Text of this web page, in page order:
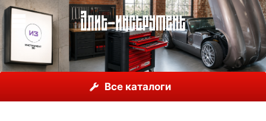
Все каталоги
Facom, Франция
Шлицевые